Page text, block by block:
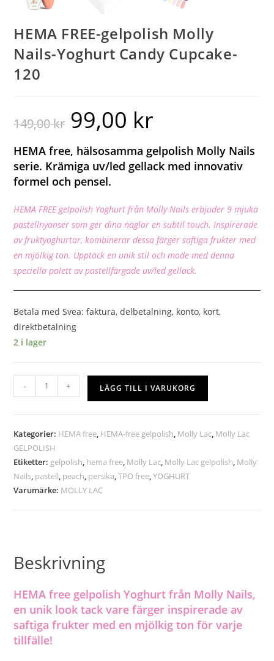
HEMA FREE-gelpolish Molly
Nails-Yoghurt Candy Cupcake-
120
149,00kr 99,00 kr
HEMA free, hälsosamma gelpolish Molly Nails
serie. Krämiga uv/led gellack med innovativ
formel och pensel.
HEMA FREE gelpolish Yoghurt från Molly Nails erbjuder 9 mjuka
pastellnyanser som ger dina naglar en subtil touch. Inspirerade
av fruktyoghurtar, kombinerar dessa färger saftiga frukter med
en mjölkig ton. Upptäck en unik stil och mode med denna
speciella palett av pastellfärgade uv/led gellack.
Betala med Svea: faktura, delbetalning, konto, kort,
direktbetalning
2 i lager
- + LÄGG TILL I VARUKORG
Kategorier: HEMA free, HEMA-free gelpolish, Molly Lac, Molly Lac
GELPOLISH
Etiketter: gelpolish, hema free, Molly Lac, Molly Lac gelpolish, Molly
Nails, pastell, peach, persika,TPO free,YOGHURT
Varumärke: MOLLY LAC
Beskrivning
HEMA free gelpolish Yoghurt från Molly Nails,
en unik look tack vare färger inspirerade av
saftiga frukter med en mjölkig ton för varje
tillfälle!